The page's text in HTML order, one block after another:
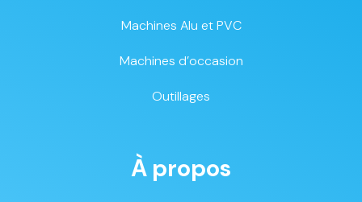
Machines Alu et PVC
Machines d’occasion
Outillages
À propos